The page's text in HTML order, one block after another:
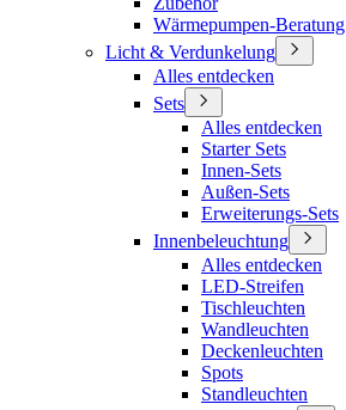
Wärmepumpen-Beratung
Licht & Verdunkelung
Alles entdecken
Sets
Alles entdecken
Starter Sets
Innen-Sets
Außen-Sets
Erweiterungs-Sets
Innenbeleuchtung
Alles entdecken
LED-Streifen
Tischleuchten
Wandleuchten
Deckenleuchten
Spots
Standleuchten